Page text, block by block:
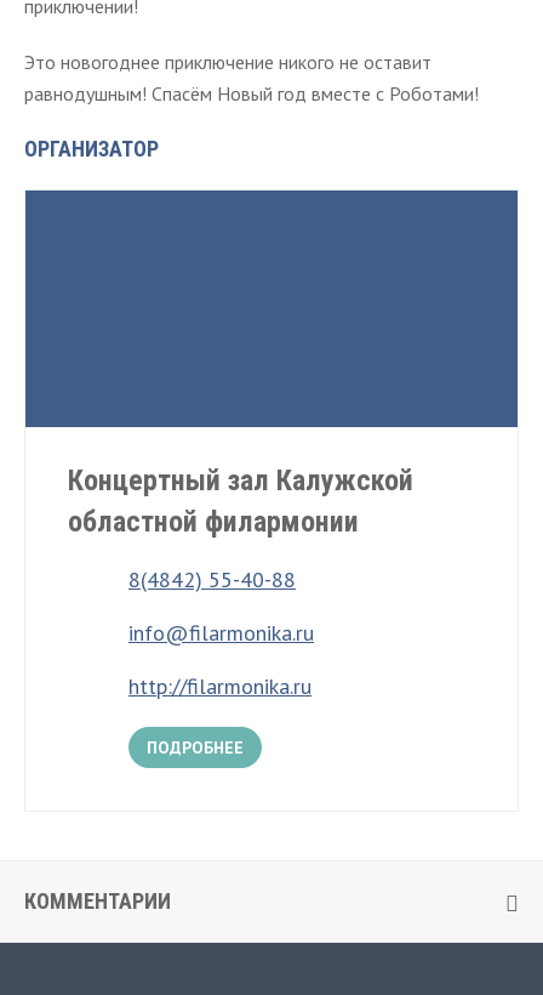
приключении!
Это новогоднее приключение никого не оставит
равнодушным! Спасём Новый год вместе с Роботами!
ОРГАНИЗАТОР
Концертный зал Калужской
областной филармонии
8(4842) 55-40-88
info@filarmonika.ru
http://filarmonika.ru
ПОДРОБНЕЕ
КОММЕНТАРИИ